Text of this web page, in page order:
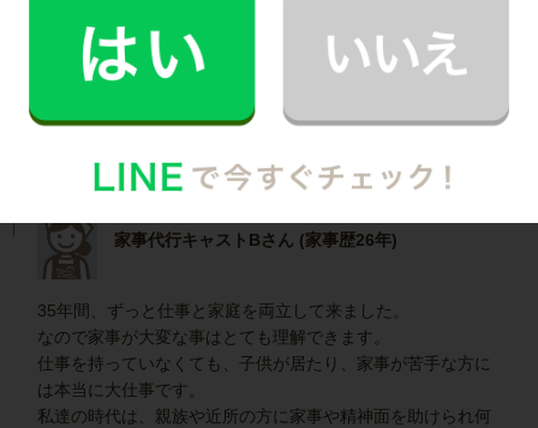
菓子の資格を取得したり、健康料理教室で働いてきました。
私にとって一番好きなお料理作りが、皆さまにとっての喜び
宜しくお願い致します。
家事代行キャストBさん (家事歴26年)
35年間、ずっと仕事と家庭を両立して来ました。
なので家事が大変な事はとても理解できます。
仕事を持っていなくても、子供が居たり、家事が苦手な方に
は本当に大仕事です。
私達の時代は、親族や近所の方に家事や精神面を助けられ何